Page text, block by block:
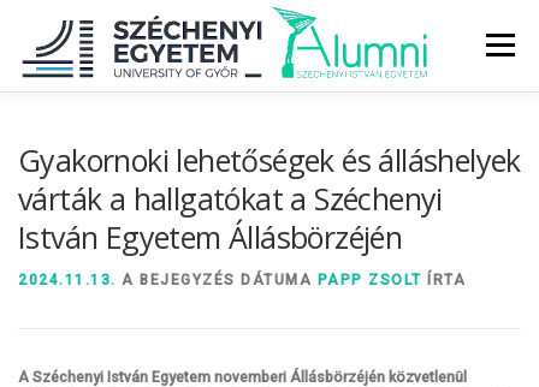
tartalomhoz
Menü
DIPLOMAÁTADÓ DIPLOMÁN TÚL
Gyakornoki lehetőségek és álláshelyek
várták a hallgatókat a Széchenyi
István Egyetem Állásbörzéjén
2024.11.13. A BEJEGYZÉS DÁTUMA PAPP ZSOLT ÍRTA
A Széchenyi István Egyetem novemberi Állásbörzéjén közvetlenül